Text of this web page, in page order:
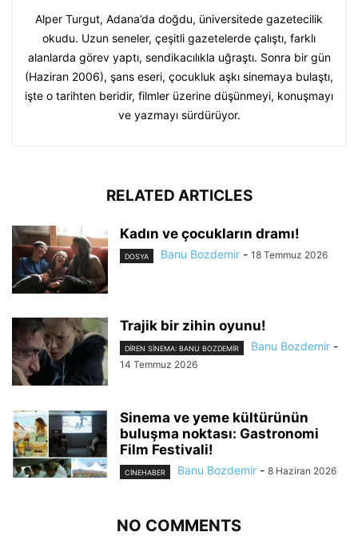
Alper Turgut, Adana’da doğdu, üniversitede gazetecilik
okudu. Uzun seneler, çeşitli gazetelerde çalıştı, farklı
alanlarda görev yaptı, sendikacılıkla uğraştı. Sonra bir gün
(Haziran 2006), şans eseri, çocukluk aşkı sinemaya bulaştı,
işte o tarihten beridir, filmler üzerine düşünmeyi, konuşmayı
ve yazmayı sürdürüyor.
RELATED ARTICLES
Kadın ve çocukların dramı!
DOSYA Banu Bozdemir - 18 Temmuz 2026
Trajik bir zihin oyunu!
DIREN SINEMA: BANU BOZDEMIR Banu Bozdemir -
14 Temmuz 2026
Sinema ve yeme kültürünün
buluşma noktası: Gastronomi
Film Festivali!
CINEHABER Banu Bozdemir - 8 Haziran 2026
NO COMMENTS